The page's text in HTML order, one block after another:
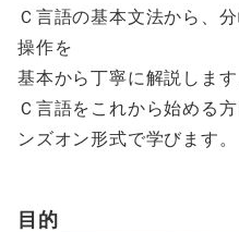
Ｃ言語の基本文法から、
操作を
基本から丁寧に解説します
Ｃ言語をこれから始める
ンズオン形式で学びます。
目的